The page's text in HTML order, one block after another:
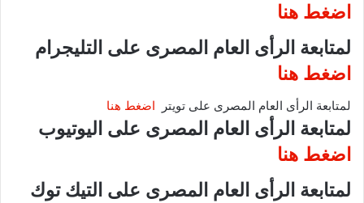
اضغط هنا
لمتابعة الرأى العام المصرى على التليجرام
اضغط هنا
لمتابعة الرأى العام المصرى على تويتر اضغط هنا
لمتابعة الرأى العام المصرى على اليوتيوب
اضغط هنا
لمتابعة الرأى العام المصرى على التيك توك